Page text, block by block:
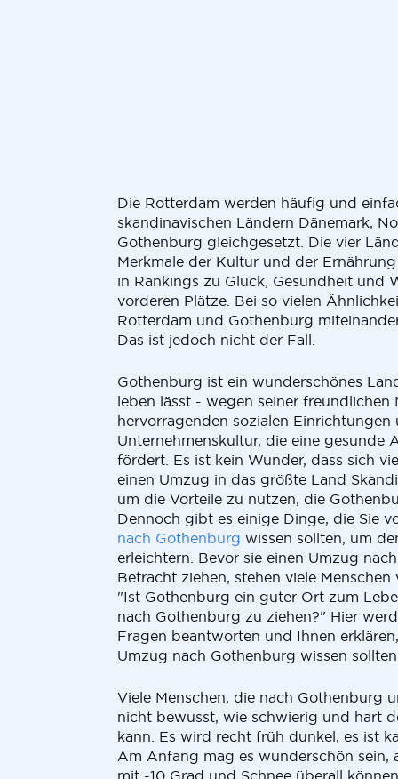
Die Rotterdam werden häufig und
skandinavischen Ländern Dänemark,
Gothenburg gleichgesetzt. Die vier
Merkmale der Kultur und der
in Rankings zu Glück, Gesundheit und
vorderen Plätze. Bei so vielen
Rotterdam und Gothenburg
Das ist jedoch nicht der Fall.
Gothenburg ist ein wunderschönes
leben lässt - wegen seiner freundlichen
hervorragenden sozialen Einrichtungen
Unternehmenskultur, die eine gesunde
fördert. Es ist kein Wunder, dass sich
einen Umzug in das größte Land
um die Vorteile zu nutzen, die
Dennoch gibt es einige Dinge, die Sie
nach Gothenburg wissen sollten, um
erleichtern. Bevor sie einen Umzug
Betracht ziehen, stehen viele
"Ist Gothenburg ein guter Ort zum
nach Gothenburg zu ziehen?" Hier
Fragen beantworten und Ihnen
Umzug nach Gothenburg wissen
Viele Menschen, die nach Gothenburg
nicht bewusst, wie schwierig und hart
kann. Es wird recht früh dunkel, es ist
Am Anfang mag es wunderschön sein,
mit -10 Grad und Schnee überall